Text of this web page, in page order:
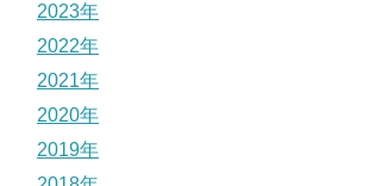
2023年
2022年
2021年
2020年
2019年